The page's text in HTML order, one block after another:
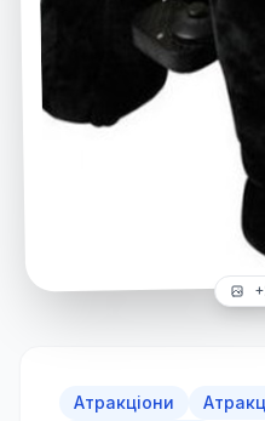
Дитячий зоомобіль
Натисніть для збільшення
+
Атракціони